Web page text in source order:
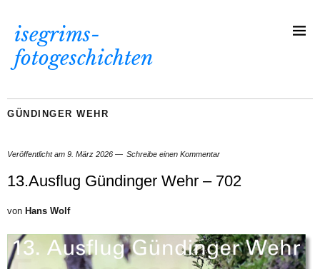
isegrims-
fotogeschichten
GÜNDINGER WEHR
Veröffentlicht am 9. März 2026 Schreibe einen Kommentar
13.Ausflug Gündinger Wehr – 702
von Hans Wolf